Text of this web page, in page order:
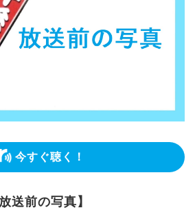
今すぐ聴く！
送前の写真】